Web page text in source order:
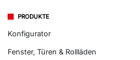
PRODUKTE
Konfigurator
Fenster, Türen & Rollläden